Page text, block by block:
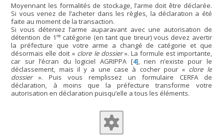
Moyennant les formalités de stockage, l’arme doit être déclarée.
Si vous venez de l’acheter dans les règles, la déclaration a été
faite au moment de la transaction.
Si vous déteniez l’arme auparavant avec une autorisation de
détention de 1 re catégorie (en tant que tireur) vous devez avertir
la préfecture que votre arme a changé de catégorie et que
désormais elle doit « clore le dossier». La formule est importante,
car sur l’écran du logiciel AGRIPPA [4], rien n’existe pour le
déclassement, mais il y a une case à cocher pour « clore le
dossier». Puis vous remplissez un formulaire CERFA de
déclaration, à moins que la préfecture transforme votre
autorisation en déclaration puisqu’elle a tous les éléments.